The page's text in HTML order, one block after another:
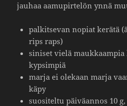
jauhaa aamu­pir­telön ynnä
palkit­sevan nopiat kerätä
rips raps)
siniset vielä
kypsimpiä
marja ei olekaan marja
käpy
suosi­teltu päivä­annos 10